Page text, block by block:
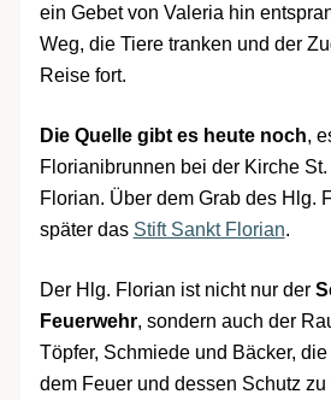
ein Gebet von Valeria hin
Weg, die Tiere tranken und der
Reise fort.
Die Quelle gibt es heute noch,
Florianibrunnen bei der Kirche
Florian. Über dem Grab des Hlg.
später das Stift Sankt Florian.
Der Hlg. Florian ist nicht nur der
Feuerwehr, sondern auch der
Töpfer, Schmiede und Bäcker,
dem Feuer und dessen Schutz zu